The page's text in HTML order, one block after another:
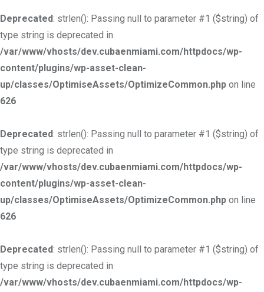
Deprecated: strlen(): Passing null to parameter #1 ($string) of
type string is deprecated in
/var/www/vhosts/dev.cubaenmiami.com/httpdocs/wp-
content/plugins/wp-asset-clean-
up/classes/OptimiseAssets/OptimizeCommon.php on line
626
Deprecated: strlen(): Passing null to parameter #1 ($string) of
type string is deprecated in
/var/www/vhosts/dev.cubaenmiami.com/httpdocs/wp-
content/plugins/wp-asset-clean-
up/classes/OptimiseAssets/OptimizeCommon.php on line
626
Deprecated: strlen(): Passing null to parameter #1 ($string) of
type string is deprecated in
/var/www/vhosts/dev.cubaenmiami.com/httpdocs/wp-